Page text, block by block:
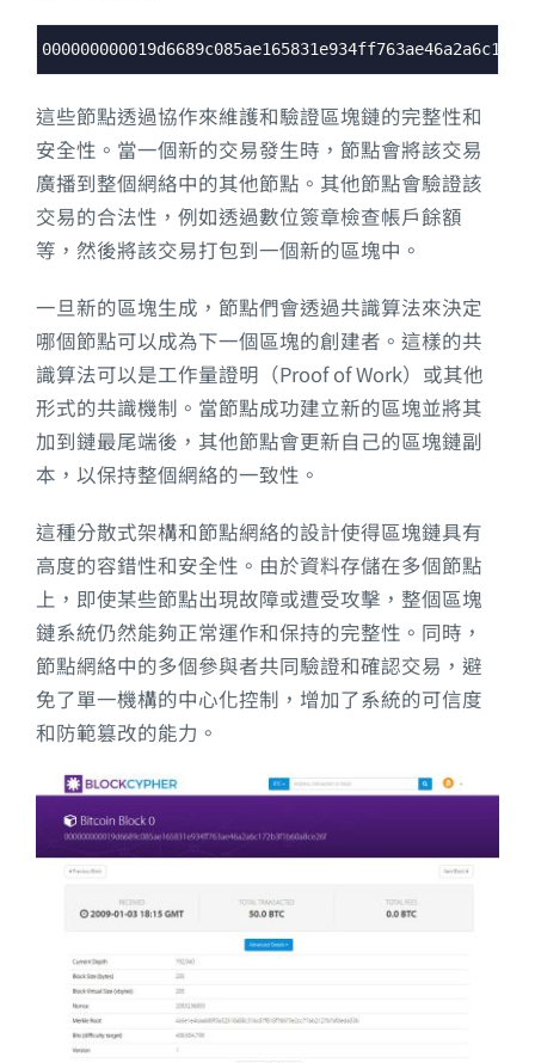
Syntax
這些節點透過協作來維護和驗證區塊鏈的完整性和
安全性。當一個新的交易發生時，節點會將該交易
廣播到整個網絡中的其他節點。其他節點會驗證該
交易的合法性，例如透過數位簽章檢查帳戶餘額
等，然後將該交易打包到一個新的區塊中。
一旦新的區塊生成，節點們會透過共識算法來決定
哪個節點可以成為下一個區塊的創建者。這樣的共
識算法可以是工作量證明（Proof of Work）或其他
形式的共識機制。當節點成功建立新的區塊並將其
加到鏈最尾端後，其他節點會更新自己的區塊鏈副
本，以保持整個網絡的一致性。
這種分散式架構和節點網絡的設計使得區塊鏈具有
高度的容錯性和安全性。由於資料存儲在多個節點
上，即使某些節點出現故障或遭受攻擊，整個區塊
鏈系統仍然能夠正常運作和保持的完整性。同時，
節點網絡中的多個參與者共同驗證和確認交易，避
免了單一機構的中心化控制，增加了系統的可信度
和防範篡改的能力。